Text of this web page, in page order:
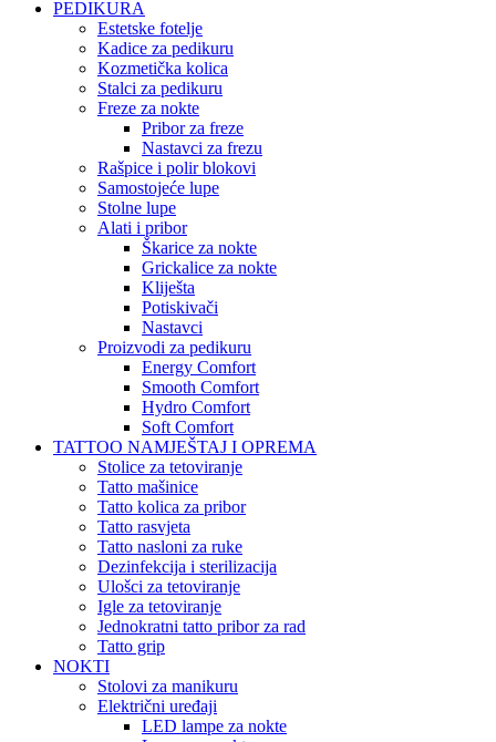
PEDIKURA
Estetske fotelje
Kadice za pedikuru
Kozmetička kolica
Stalci za pedikuru
Freze za nokte
Pribor za freze
Nastavci za frezu
Rašpice i polir blokovi
Samostojeće lupe
Stolne lupe
Alati i pribor
Škarice za nokte
Grickalice za nokte
Kliješta
Potiskivači
Nastavci
Proizvodi za pedikuru
Energy Comfort
Smooth Comfort
Hydro Comfort
Soft Comfort
TATTOO NAMJEŠTAJ I OPREMA
Stolice za tetoviranje
Tatto mašinice
Tatto kolica za pribor
Tatto rasvjeta
Tatto nasloni za ruke
Dezinfekcija i sterilizacija
Ulošci za tetoviranje
Igle za tetoviranje
Jednokratni tatto pribor za rad
Tatto grip
NOKTI
Stolovi za manikuru
Električni uređaji
LED lampe za nokte